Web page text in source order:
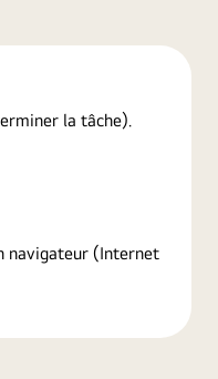
la tâche).
navigateur (Internet